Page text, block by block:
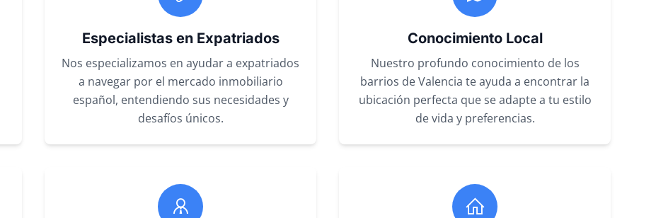
Especialistas en Expatriados
Nos especializamos en ayudar a expatriados
a navegar por el mercado inmobiliario
español, entendiendo sus necesidades y
desafíos únicos.
Conocimiento Local
Nuestro profundo conocimiento de los
barrios de Valencia te ayuda a encontrar la
ubicación perfecta que se adapte a tu estilo
de vida y preferencias.